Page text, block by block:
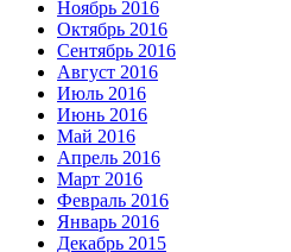
Ноябрь 2016
Октябрь 2016
Сентябрь 2016
Август 2016
Июль 2016
Июнь 2016
Май 2016
Апрель 2016
Март 2016
Февраль 2016
Январь 2016
Декабрь 2015